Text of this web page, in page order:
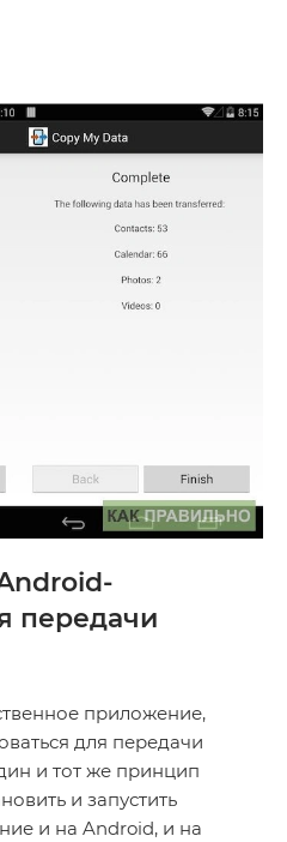
передачи
приложение,
для передачи
и тот же принцип
и запустить
и на Android, и на